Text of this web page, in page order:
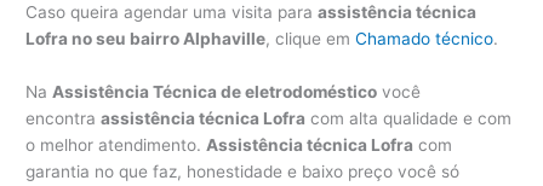
Caso queira agendar uma visita paraassistência técnica
Lofra no seu bairro Alphaville, clique emChamado técnico.
Na Assistência Técnica de eletrodoméstico você
encontraassistência técnica Lofra com alta qualidade e com
o melhor atendimento. Assistência técnica Lofra com
garantia no que faz, honestidade e baixo preço você só